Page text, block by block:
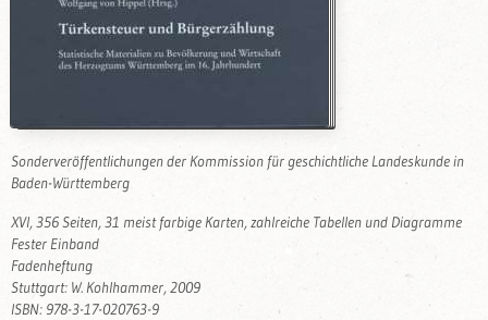
Sonderveröffentlichungen der Kommission für geschichtliche Landeskunde in
Baden-Württemberg
XVI, 356 Seiten, 31 meist farbige Karten, zahlreiche Tabellen und Diagramme
Fester Einband
Fadenheftung
Stuttgart: W. Kohlhammer, 2009
ISBN: 978-3-17-020763-9